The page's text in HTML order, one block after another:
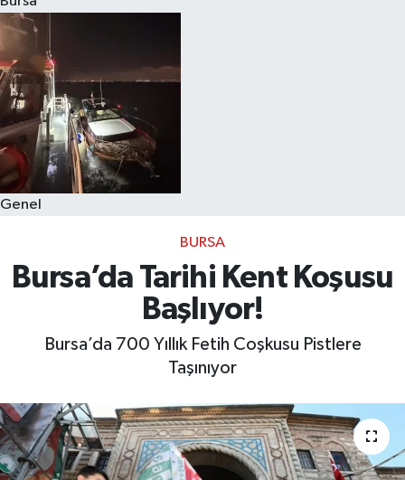
Genel
BURSA
Bursa’da Tarihi Kent Koşusu
Başlıyor!
Bursa’da 700 Yıllık Fetih Coşkusu Pistlere
Taşınıyor
Sağlık
Dünya
Magazin
Kültür & Sanat
Bilim
Genel
Bilim, Teknoloji